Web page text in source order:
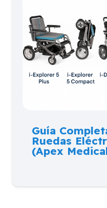
Guía
Ruedas
(Apex